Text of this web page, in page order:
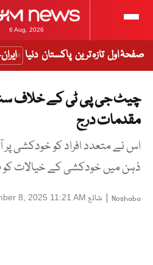
6 Aug, 2026
صفحۂ اول تازہ ترین پاکستان دنیا
چیٹ جی پی ٹی کے خلاف
مقدمات درج
اس نے متعدد افراد کو خودکشی پر
ذہن میں خودکشی کے خیالات کو
Noshaba
| شائع 8, 2025 11:21 AM